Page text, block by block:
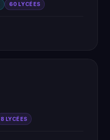
60 LYCÉES
8 LYCÉES